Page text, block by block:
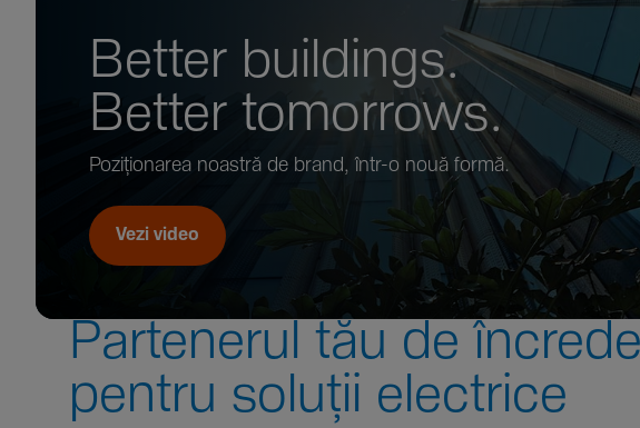
Better buil­dings.
Better tomor­rows.
Pozi­țio­narea noastră de brand, într-o nouă formă.
Vezi video
Parte­nerul tău de
pentru soluții electrice